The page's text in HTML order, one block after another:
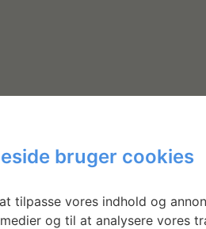
bruger cookies
tilpasse vores indhold og
og til at analysere vores